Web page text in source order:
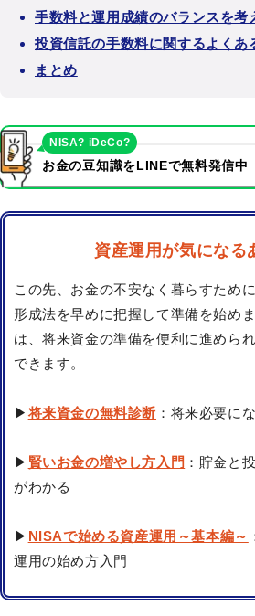
手数料と運用成績のバランスを考
投資信託の手数料に関するよくあ
まとめ
お金の豆知識をLINEで無料発信中
NISA? iDeCo?
資産運用が気になる
この先、お金の不安なく暮らすため
形成法を早めに把握して準備を始め
は、将来資金の準備を便利に進めら
できます。
▶将来資金の無料診断 ：将来必要に
▶ 賢いお金の増やし方入門 ：貯金と
がわかる
▶ NISAで始める資産運用～基本編～
運用の始め方入門